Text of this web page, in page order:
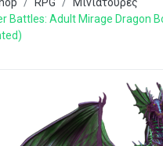
Battles: Adult Mirage Dragon